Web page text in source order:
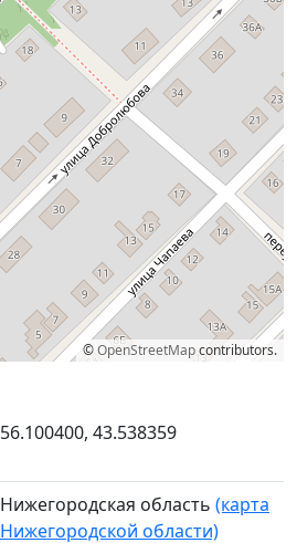
©OpenStreetMapcontributors.
56.100400, 43.538359
Нижегородская область (карта
Нижегородской области)